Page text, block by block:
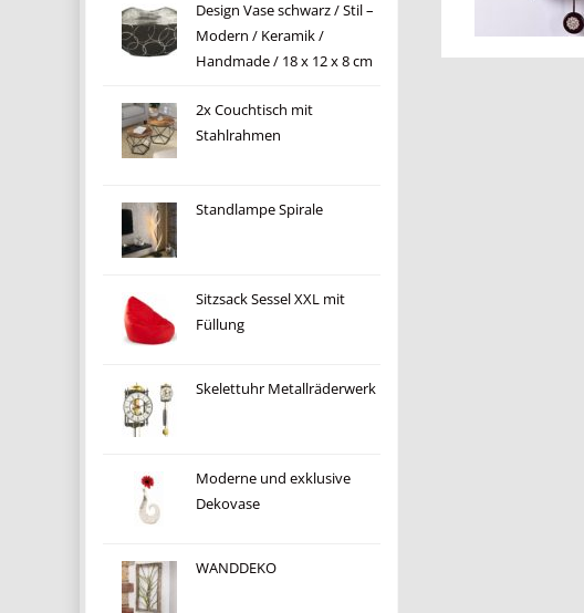
Design Vase schwarz / Stil –
Modern / Keramik /
Handmade / 18 x 12 x 8 cm
2x Couchtisch mit
Stahlrahmen
Standlampe Spirale
Sitzsack Sessel XXL mit
Füllung
Skelettuhr Metallräderwerk
Moderne und exklusive
Dekovase
WANDDEKO